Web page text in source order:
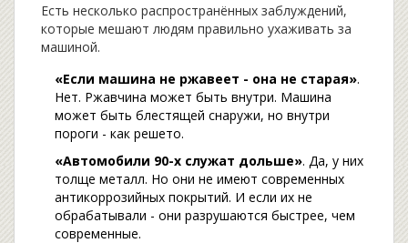
Есть несколько распространённых заблуждений,
которые мешают людям правильно ухаживать за
машиной.
«Если машина не ржавеет - она не старая».
Нет. Ржавчина может быть внутри. Машина
может быть блестящей снаружи, но внутри
пороги - как решето.
«Автомобили 90-х служат дольше». Да, у них
толще металл. Но они не имеют современных
антикоррозийных покрытий. И если их не
обрабатывали - они разрушаются быстрее, чем
современные.